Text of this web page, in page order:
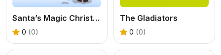
Santa’s Magic Christmas
0 (0)
The Gladiators
0 (0)